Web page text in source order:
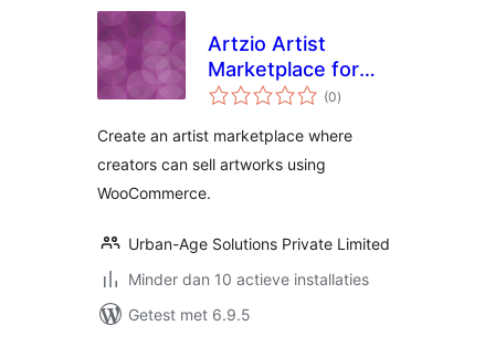
Artzio Artist
Marketplace for
WooCommerce
(0totaal
waarderingen
)
Create an artist marketplace where
creators can sell artworks using
WooCommerce.
Urban-Age Solutions Private Limited
Minder dan 10 actieve installaties
Getest met 6.9.5